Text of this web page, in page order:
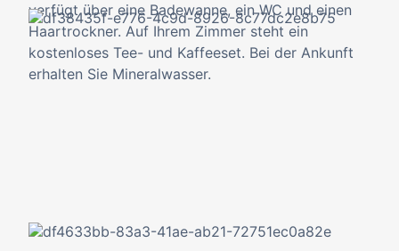
verfügt über eine Badewanne, ein WC und einen
Haartrockner. Auf Ihrem Zimmer steht ein
kostenloses Tee- und Kaffeeset. Bei der Ankunft
erhalten Sie Mineralwasser.